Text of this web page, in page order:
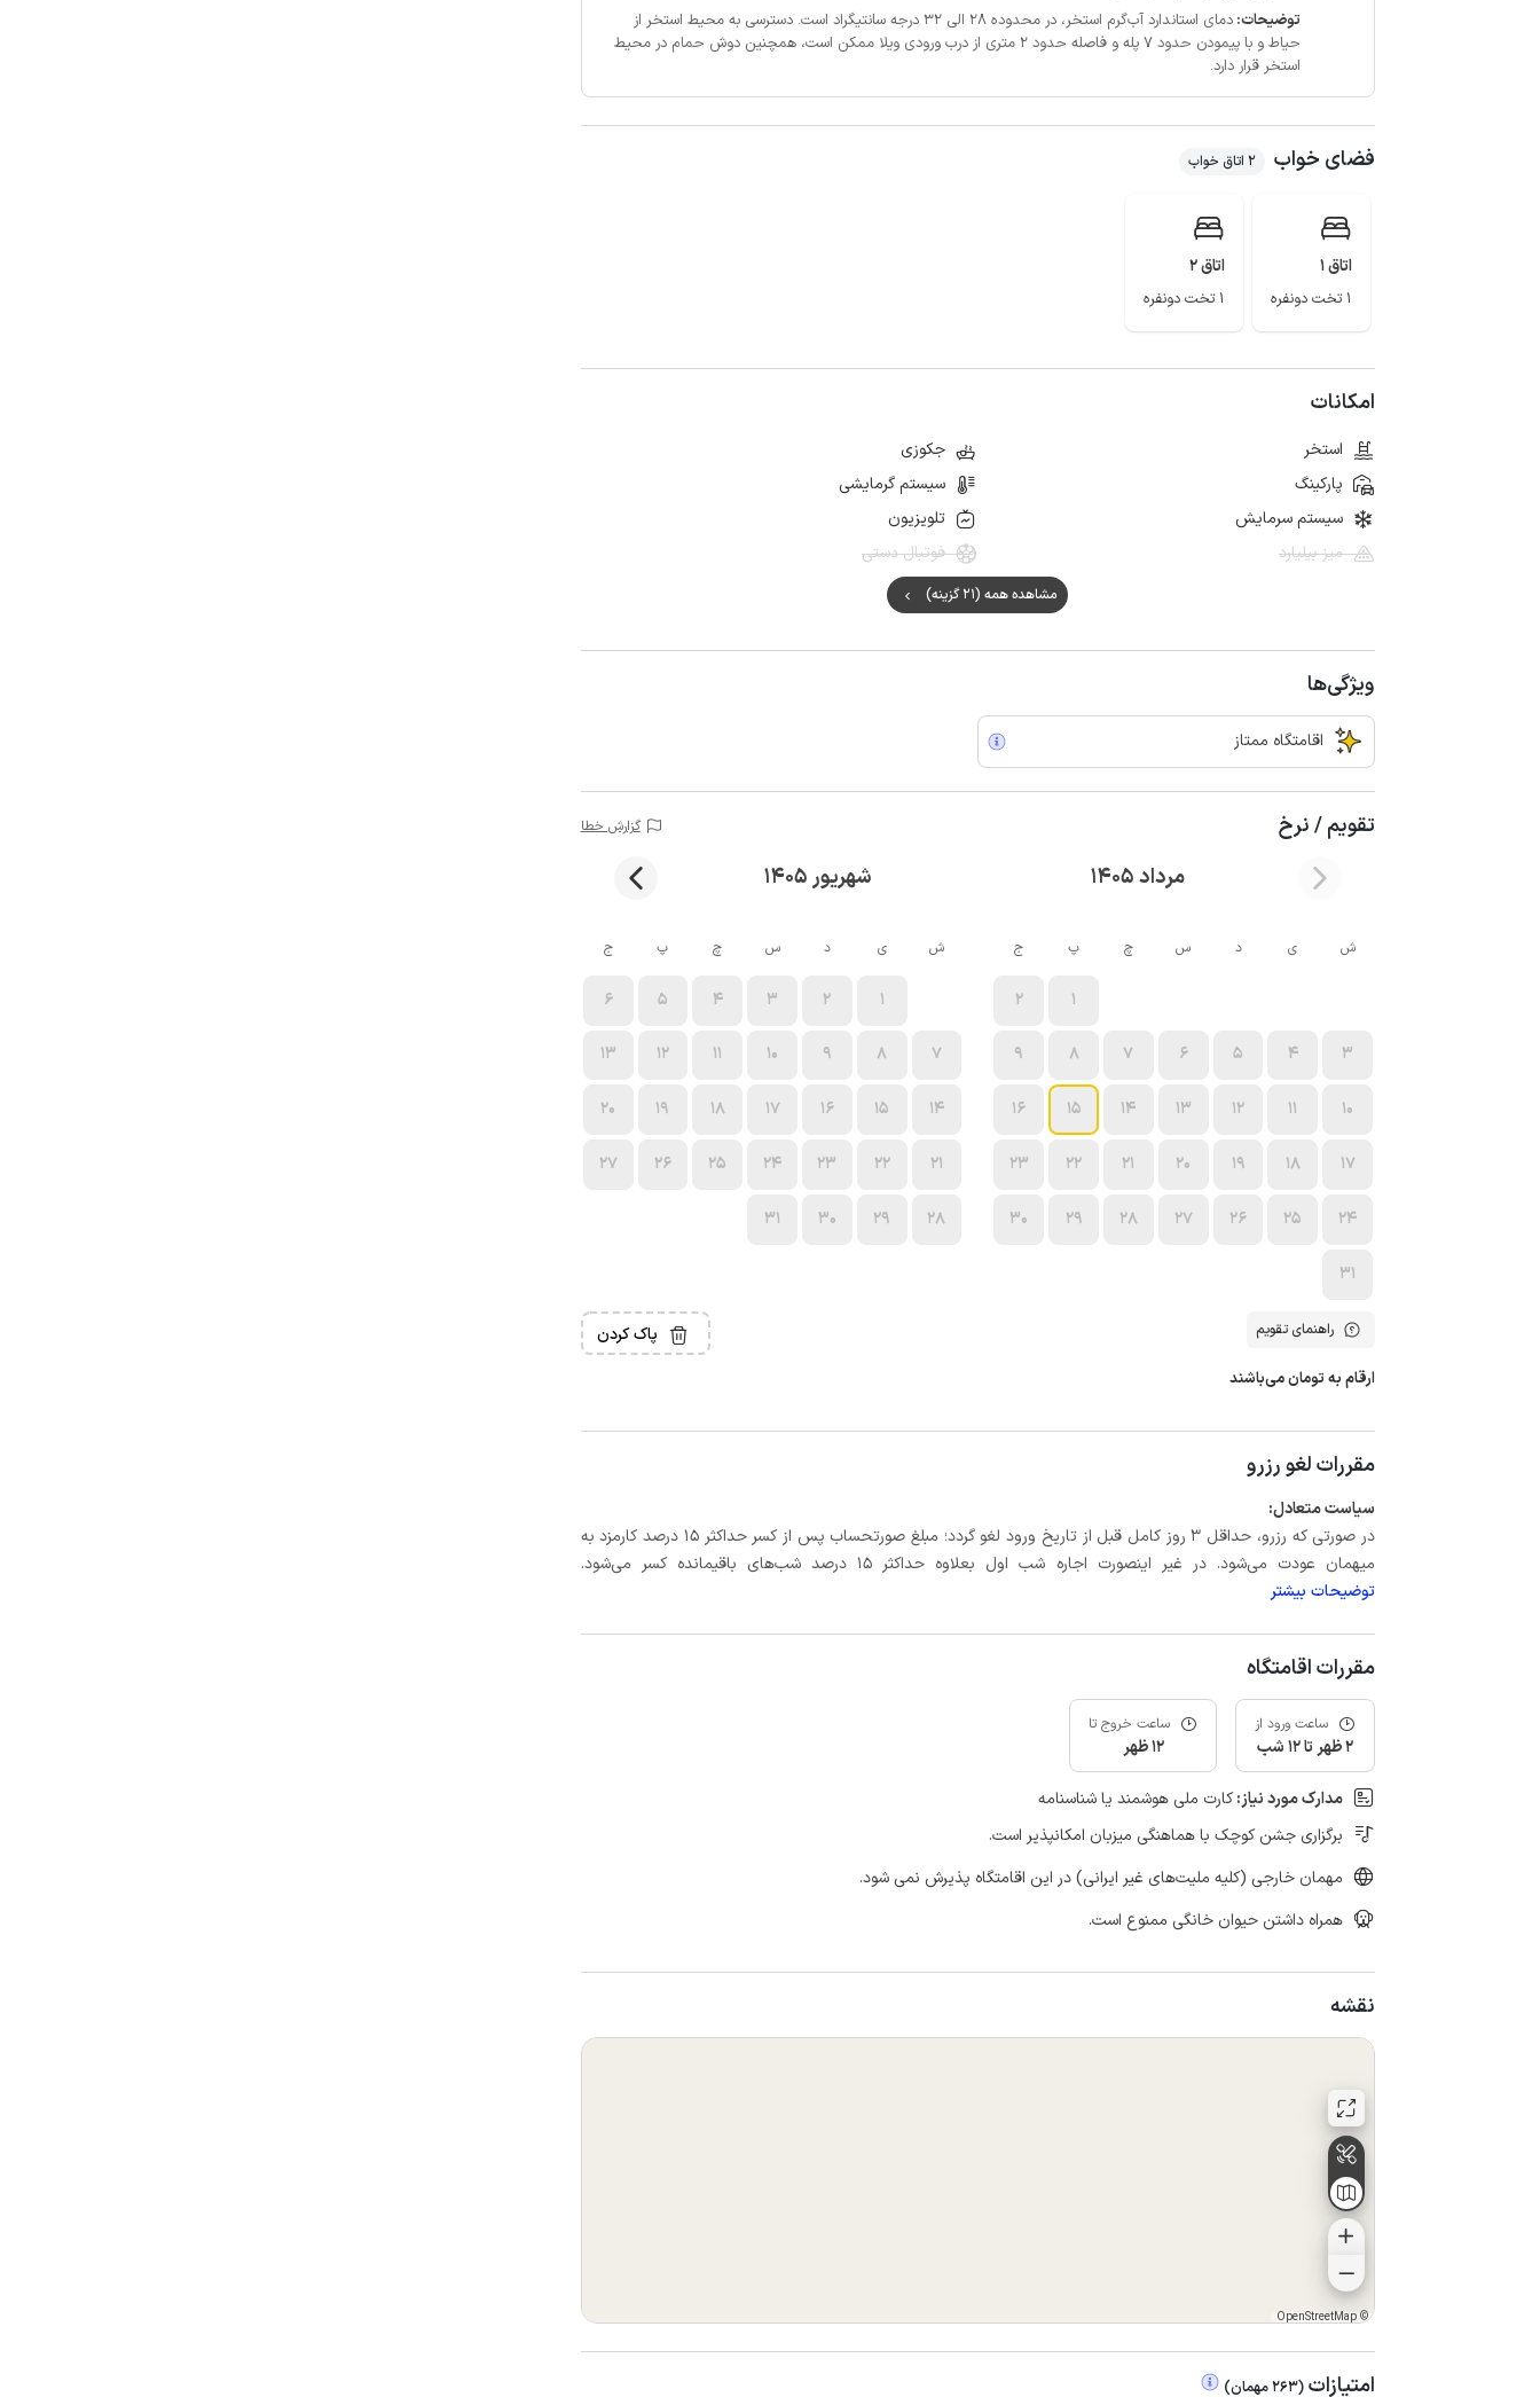
توضیحات: دمای استاندارد آب‌گرم استخر، در محدوده 28 الی 32 درجه سانتیگراد است.
دسترسی به محیط استخر از
حیاط و با پیمودن حدود 7 پله و فاصله حدود 2 متری از درب ورودی ویلا ممکن است، همچنین دوش حمام در محیط
استخر قرار دارد.
فضای خواب 2 اتاق خواب
اتاق 1
1 تخت دونفره
اتاق 2
1 تخت دونفره
امکانات
استخر
جکوزی
پارکینگ
سیستم گرمایشی
سیستم سرمایش
تلویزیون
میز بیلیارد
فوتبال دستی
مشاهده همه (21 گزینه)
ویژگی‌ها
اقامتگاه ممتاز
تقویم / نرخ گزارش خطا
مرداد 1405 شهریور 1405
ش ی د س چ پ ج
1
2
3
4
5
6
7
8
9
10
11
12
13
14
15
16
17
18
19
20
21
22
23
24
25
26
27
28
29
30
31
ش ی د س چ پ ج
1
2
3
4
5
6
7
8
9
10
11
12
13
14
15
16
17
18
19
20
21
22
23
24
25
26
27
28
29
30
31
راهنمای تقویم پاک کردن
ارقام به تومان می‌باشند
مقررات لغو رزرو
سیاست متعادل:
در صورتی که رزرو، حداقل 3 روز کامل قبل از تاریخ ورود لغو گردد؛ مبلغ صورتحساب پس از کسر حداکثر 15 درصد کارمزد به
میهمان عودت می‌شود. در غیر اینصورت اجاره شب اول بعلاوه حداکثر 15 درصد شب‌های باقیمانده کسر می‌شود.
توضیحات بیشتر
مقررات اقامتگاه
ساعت ورود از
2 ظهر تا 12 شب
ساعت خروج تا
12 ظهر
مدارک مورد نیاز:کارت ملی هوشمند یا شناسنامه
برگزاری جشن کوچک با هماهنگی میزبان امکانپذیر است.
مهمان خارجی (کلیه ملیت‌های غیر ایرانی) در این اقامتگاه پذیرش نمی شود.
همراه داشتن حیوان خانگی ممنوع است.
نقشه
©
OpenStreetMap
امتیازات (
263مهمان)